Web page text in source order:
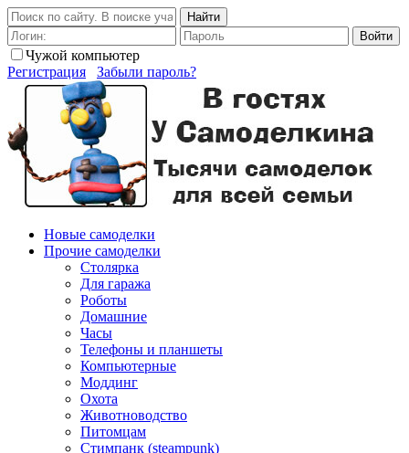
Найти
Войти
Чужой компьютер
Регистрация
Забыли пароль?
Новые самоделки
Прочие самоделки
Столярка
Для гаража
Роботы
Домашние
Часы
Телефоны и планшеты
Компьютерные
Моддинг
Охота
Животноводство
Питомцам
Стимпанк (steampunk)